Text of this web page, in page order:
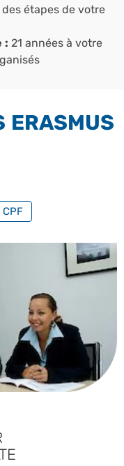
étapes de votre
: 21 années à votre
ERASMUS